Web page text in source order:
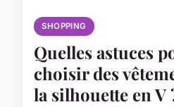
SHOPPING
Quelles astuces
choisir des
la silhouette en V